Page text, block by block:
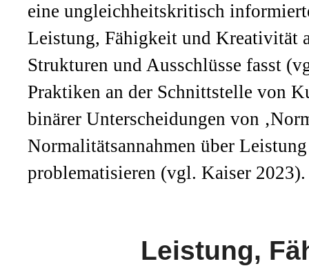
eine ungleichheitskritisch
Leistung, Fähigkeit und Kreativität
Strukturen und Ausschlüsse fasst
Praktiken an der Schnittstelle von
binärer Unterscheidungen von
Normalitätsannahmen über
problematisieren (vgl. Kaiser 2023).
Leistung,